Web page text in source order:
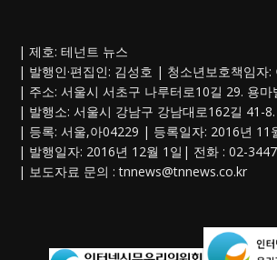
| 제호: 테넌트 뉴스
| 발행인·편집인: 김성호 | 청소년보호책임자:
| 주소: 서울시 서초구 나루터로10길 29. 용마
| 발행소: 서울시 강남구 강남대로162길 41-
| 등록: 서울,아04229 | 등록일자: 2016년 11
| 발행일자: 2016년 12월 1일| 전화 : 02-
| 보도자료 문의 :tnnews@tnnews.co.kr